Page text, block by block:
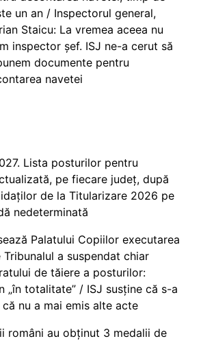
un an / Inspectorul general,
Staicu: La vremea aceea nu
inspector șef. ISJ ne-a cerut să
documente pentru
navetei
Lista posturilor pentru
pe fiecare județ, după
de la Titularizare 2026 pe
nedeterminată
Palatului Copiilor executarea
a suspendat chiar
de tăiere a posturilor:
„în totalitate” / ISJ susține că s-a
nu a mai emis alte acte
români au obținut 3 medalii de